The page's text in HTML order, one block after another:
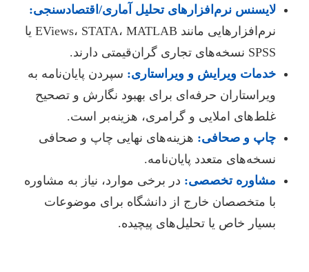
لایسنس نرم‌افزارهای تحلیل آماری/اقتصادسنجی:
نرم‌افزارهایی مانند EViews، STATA، MATLAB یا
SPSS نسخه‌های تجاری گران‌قیمتی دارند.
خدمات ویرایش و ویراستاری: سپردن پایان‌نامه به
ویراستاران حرفه‌ای برای بهبود نگارش و تصحیح
غلط‌های املایی و گرامری، هزینه‌بر است.
چاپ و صحافی: هزینه‌های نهایی چاپ و صحافی
نسخه‌های متعدد پایان‌نامه.
مشاوره تخصصی: در برخی موارد، نیاز به مشاوره
با متخصصان خارج از دانشگاه برای موضوعات
بسیار خاص یا تحلیل‌های پیچیده.